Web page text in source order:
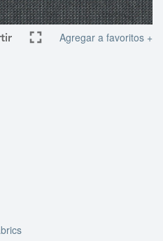
Agregar a favoritos +